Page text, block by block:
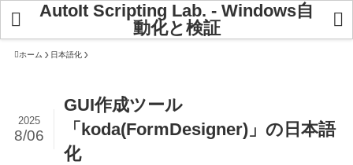
AutoIt Scripting Lab. - Windows自
動化と検証
ホーム 日本語化
GUI作成ツール
「koda(FormDesigner)」の日本語
化
2025
8/06